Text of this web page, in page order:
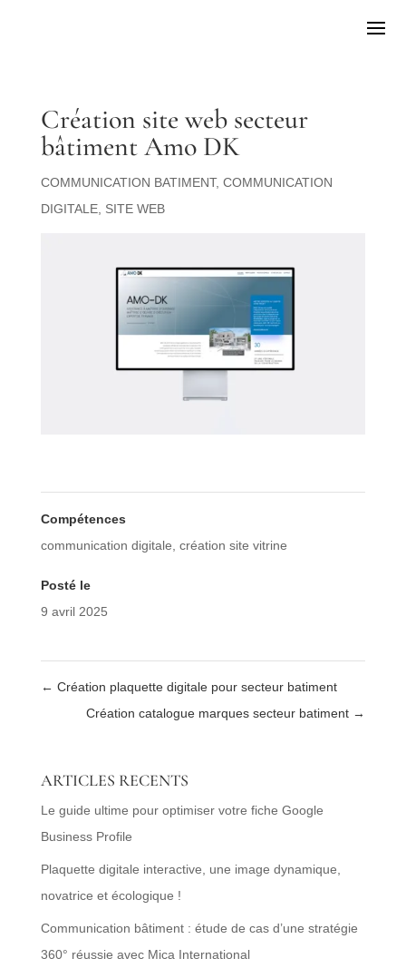
Création site web secteur
bâtiment Amo DK
COMMUNICATION BATIMENT, COMMUNICATION
DIGITALE, SITE WEB
Compétences
communication digitale création site vitrine
Posté le
9 avril 2025
← Création plaquette digitale pour secteur batiment
Création catalogue marques secteur batiment →
ARTICLES RECENTS
Le guide ultime pour optimiser votre fiche Google
Business Profile
Plaquette digitale interactive, une image dynamique,
novatrice et écologique !
Communication bâtiment : étude de cas d’une stratégie
360° réussie avec Mica International